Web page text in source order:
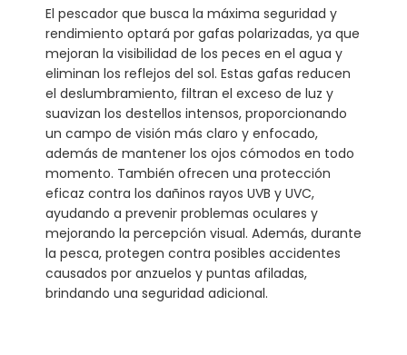
El pescador que busca la máxima seguridad y
rendimiento optará por gafas polarizadas, ya que
mejoran la visibilidad de los peces en el agua y
eliminan los reflejos del sol. Estas gafas reducen
el deslumbramiento, filtran el exceso de luz y
suavizan los destellos intensos, proporcionando
un campo de visión más claro y enfocado,
además de mantener los ojos cómodos en todo
momento. También ofrecen una protección
eficaz contra los dañinos rayos UVB y UVC,
ayudando a prevenir problemas oculares y
mejorando la percepción visual. Además, durante
la pesca, protegen contra posibles accidentes
causados por anzuelos y puntas afiladas,
brindando una seguridad adicional.